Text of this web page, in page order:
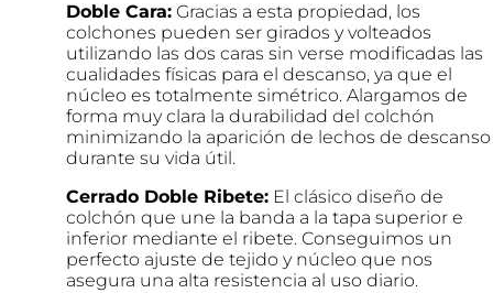
Doble Cara:Gracias a esta propiedad, los
colchones pueden ser girados y volteados
utilizando las dos caras sin verse modificadas las
cualidades físicas para el descanso, ya que el
núcleo es totalmente simétrico. Alargamos de
forma muy clara la durabilidad del colchón
minimizando la aparición de lechos de descanso
durante su vida útil.
Cerrado Doble Ribete:El clásico diseño de
colchón que une la banda a la tapa superior e
inferior mediante el ribete. Conseguimos un
perfecto ajuste de tejido y núcleo que nos
asegura una alta resistencia al uso diario.